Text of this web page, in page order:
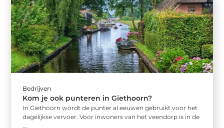
Bedrijven
Kom je ook punteren in Giethoorn?
In Giethoorn wordt de punter al eeuwen gebruikt voor het
dagelijkse vervoer. Voor inwoners van het veendorp is in de